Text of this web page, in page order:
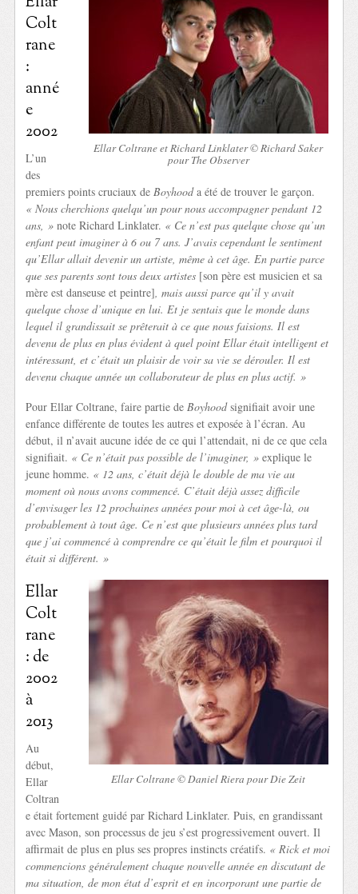
Ellar Coltrane et Richard Linklater © Richard Saker
pour The Observer
Colt
rane
:
anné
e
2002
L’un
des
premiers points cruciaux deBoyhooda été de trouver le garçon.
« Nous cherchions quelqu’un pour nous accompagner pendant 12
ans, » note Richard Linklater. « Ce n’est pas quelque chose qu’un
enfant peut imaginer à 6 ou 7 ans. J’avais cependant le sentiment
qu’Ellar allait devenir un artiste, même à cet âge. En partie parce
que ses parents sont tous deux artistes [son père est musicien et sa
mère est danseuse et peintre], mais aussi parce qu’il y avait
quelque chose d’unique en lui. Et je sentais que le monde dans
lequel il grandissait se prêterait à ce que nous faisions. Il est
devenu de plus en plus évident à quel point Ellar était intelligent et
intéressant, et c’était un plaisir de voir sa vie se dérouler. Il est
devenu chaque année un collaborateur de plus en plus actif. »
Pour Ellar Coltrane, faire partie deBoyhoodsignifiait avoir une
enfance différente de toutes les autres et exposée à l’écran. Au
début, il n’avait aucune idée de ce qui l’attendait, ni de ce que cela
signifiait. « Ce n’était pas possible de l’imaginer, » explique le
jeune homme. « 12 ans, c’était déjà le double de ma vie au
moment où nous avons commencé. C’était déjà assez difficile
d’envisager les 12 prochaines années pour moi à cet âge-là, ou
probablement à tout âge. Ce n’est que plusieurs années plus tard
que j’ai commencé à comprendre ce qu’était le film et pourquoi il
était si différent. »
Ellar Coltrane © Daniel Riera pour Die Zeit
Ellar
Colt
rane
: de
2002
à
2013
Au
début,
Ellar
Coltran
e était fortement guidé par Richard Linklater. Puis, en grandissant
avec Mason, son processus de jeu s’est progressivement ouvert. Il
affirmait de plus en plus ses propres instincts créatifs. « Rick et moi
commencions généralement chaque nouvelle année en discutant de
ma situation, de mon état d’esprit et en incorporant une partie de